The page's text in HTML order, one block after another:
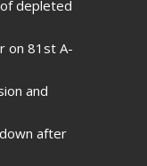
depleted
on 81st A-
and
after